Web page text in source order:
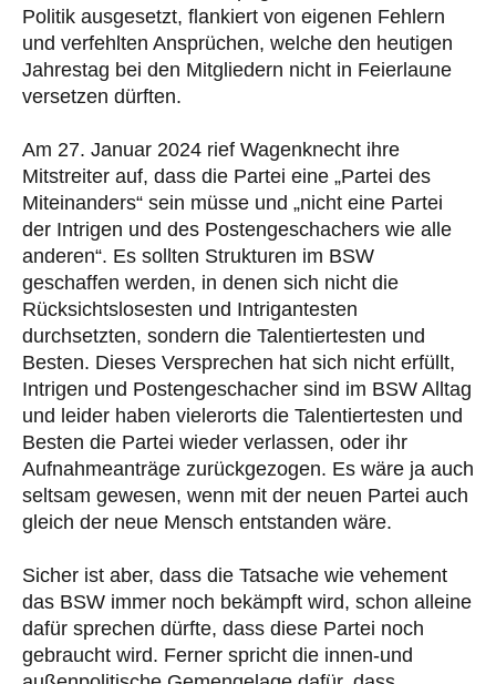
Politik ausgesetzt, flankiert von eigenen Fehlern
und verfehlten Ansprüchen, welche den heutigen
Jahrestag bei den Mitgliedern nicht in Feierlaune
versetzen dürften.
Am 27. Januar 2024 rief Wagenknecht ihre
Mitstreiter auf, dass die Partei eine „Partei des
Miteinanders“ sein müsse und „nicht eine Partei
der Intrigen und des Postengeschachers wie alle
anderen“. Es sollten Strukturen im BSW
geschaffen werden, in denen sich nicht die
Rücksichtslosesten und Intrigantesten
durchsetzten, sondern die Talentiertesten und
Besten. Dieses Versprechen hat sich nicht erfüllt,
Intrigen und Postengeschacher sind im BSW Alltag
und leider haben vielerorts die Talentiertesten und
Besten die Partei wieder verlassen, oder ihr
Aufnahmeanträge zurückgezogen. Es wäre ja auch
seltsam gewesen, wenn mit der neuen Partei auch
gleich der neue Mensch entstanden wäre.
Sicher ist aber, dass die Tatsache wie vehement
das BSW immer noch bekämpft wird, schon alleine
dafür sprechen dürfte, dass diese Partei noch
gebraucht wird. Ferner spricht die innen-und